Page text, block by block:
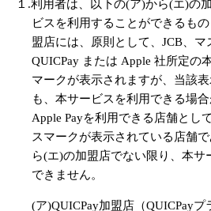
１.利用者は、以下の(ア)から(エ)の
ビスを利用することができるも
盟店には、原則として、JCB、マ
QUICPay または Apple 社所定の
マークが表示されますが、当該
も、本サービスを利用できる場合
Apple Payを利用できる店舗とし
スマークが表示されている店舗
ら(エ)の加盟店でない限り、本サ
できません。
(ア)QUICPay加盟店（QUICPayプ